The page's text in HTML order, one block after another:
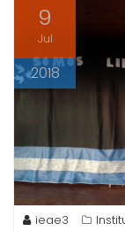
9
Jul
2018
ieae3